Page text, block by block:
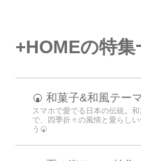
+HOMEの特集
🍘 和菓子&和風テー
スマホで愛でる日本の伝統。
で、四季折々の風情と愛らし
う🍘